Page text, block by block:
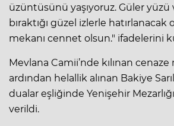
üzüntüsünü yaşıyoruz. Güler yüzü
bıraktığı güzel izlerle
mekanı cennet olsun." ifadelerini
Mevlana Camii’nde kılınan cenaze
ardından helallik alınan Bakiye
dualar eşliğinde Yenişehir
verildi.